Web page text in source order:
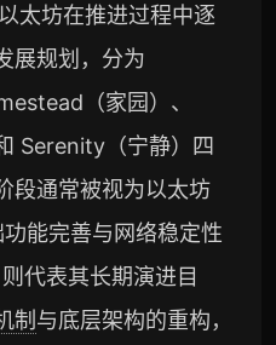
太坊在推进过程中逐
展规划，分为
（家园）、
Serenity（宁静）四
段通常被视为以太坊
能完善与网络稳定性
代表其长期演进目
制 与底层架构的重构，